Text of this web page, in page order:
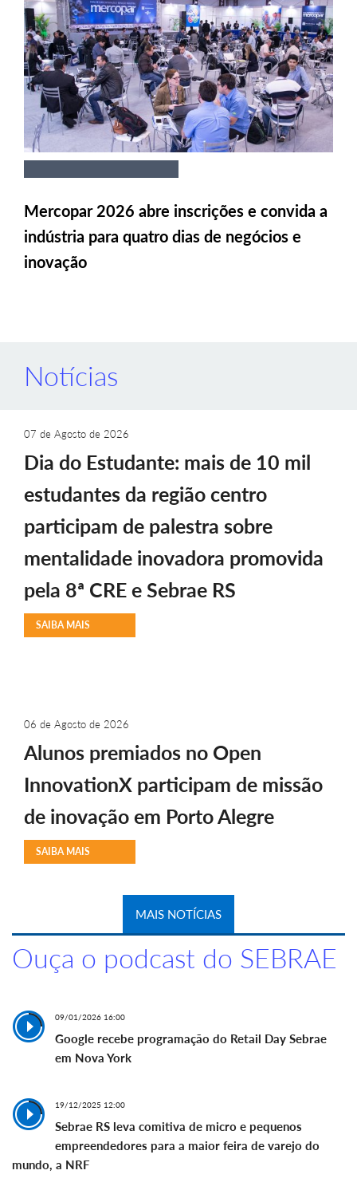
Mercopar 2026 abre inscrições e convida a
indústria para quatro dias de negócios e
inovação
Notícias
07 de Agosto de 2026
Dia do Estudante: mais de 10 mil
estudantes da região centro
participam de palestra sobre
mentalidade inovadora promovida
pela 8ª CRE e Sebrae RS
SAIBA MAIS
06 de Agosto de 2026
Alunos premiados no Open
InnovationX participam de missão
de inovação em Porto Alegre
SAIBA MAIS
MAIS NOTÍCIAS
Ouça o podcast do SEBRAE
09/01/2026 16:00
Google recebe programação do Retail Day Sebrae
em Nova York
19/12/2025 12:00
Sebrae RS leva comitiva de micro e pequenos
empreendedores para a maior feira de varejo do
mundo, a NRF